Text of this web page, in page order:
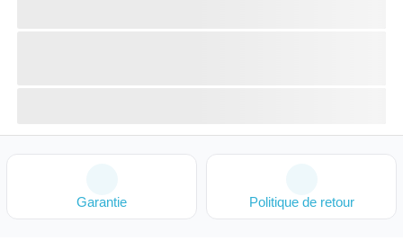
Garantie Politique de retour